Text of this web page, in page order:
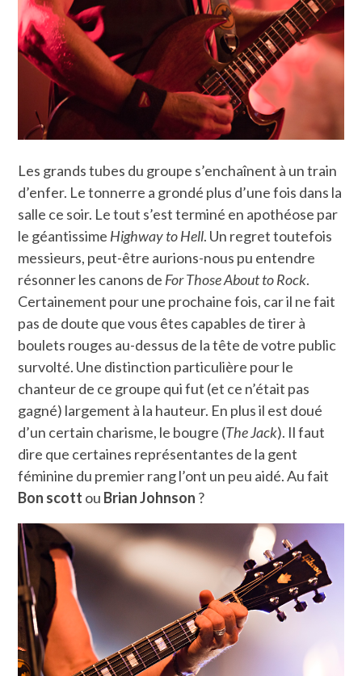
Les grands tubes du groupe s’enchaînent à un train
d’enfer. Le tonnerre a grondé plus d’une fois dans la
salle ce soir. Le tout s’est terminé en apothéose par
le géantissime Highway to Hell. Un regret toutefois
messieurs, peut-être aurions-nous pu entendre
résonner les canons de For Those About to Rock.
Certainement pour une prochaine fois, car il ne fait
pas de doute que vous êtes capables de tirer à
boulets rouges au-dessus de la tête de votre public
survolté. Une distinction particulière pour le
chanteur de ce groupe qui fut (et ce n’était pas
gagné) largement à la hauteur. En plus il est doué
d’un certain charisme, le bougre (The Jack). Il faut
dire que certaines représentantes de la gent
féminine du premier rang l’ont un peu aidé. Au fait
Bon scott ou Brian Johnson ?